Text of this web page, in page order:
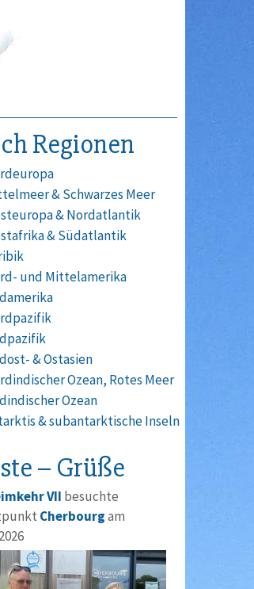
Regionen
& Schwarzes Meer
& Nordatlantik
& Südatlantik
und Mittelamerika
& Ostasien
Ozean, Rotes Meer
Ozean
& subantarktische Inseln
– Grüße
VII besuchte
Cherbourgam